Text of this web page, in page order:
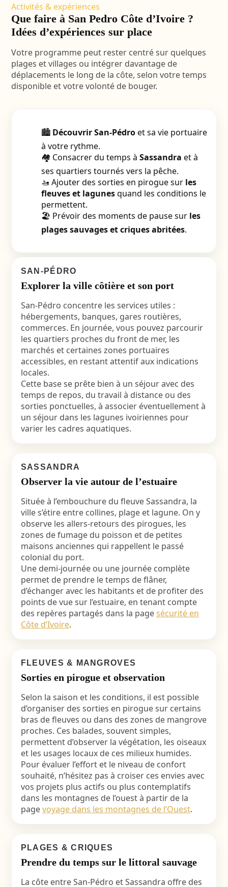
Activités & expériences
Que faire à San Pedro Côte d’Ivoire ?
Idées d’expériences sur place
Votre programme peut rester centré sur quelques
plages et villages ou intégrer davantage de
déplacements le long de la côte, selon votre temps
disponible et votre volonté de bouger.
🏙️ Découvrir San-Pédroet sa vie portuaire
à votre rythme.
🏘️ Consacrer du temps à Sassandra et à
ses quartiers tournés vers la pêche.
🚤 Ajouter des sorties en pirogue sur les
fleuves et lagunesquand les conditions le
permettent.
🏖️ Prévoir des moments de pause sur les
plages sauvages et criques abritées.
SAN-PÉDRO
Explorer la ville côtière et son port
San-Pédro concentre les services utiles :
hébergements, banques, gares routières,
commerces. En journée, vous pouvez parcourir
les quartiers proches du front de mer, les
marchés et certaines zones portuaires
accessibles, en restant attentif aux indications
locales.
Cette base se prête bien à un séjour avec des
temps de repos, du travail à distance ou des
sorties ponctuelles, à associer éventuellement à
un séjour dans les lagunes ivoiriennes pour
varier les cadres aquatiques.
SASSANDRA
Observer la vie autour de l’estuaire
Située à l’embouchure du fleuve Sassandra, la
ville s’étire entre collines, plage et lagune. On y
observe les allers-retours des pirogues, les
zones de fumage du poisson et de petites
maisons anciennes qui rappellent le passé
colonial du port.
Une demi-journée ou une journée complète
permet de prendre le temps de flâner,
d’échanger avec les habitants et de profiter des
points de vue sur l’estuaire, en tenant compte
des repères partagés dans la pagesécurité en
Côte d’Ivoire.
FLEUVES & MANGROVES
Sorties en pirogue et observation
Selon la saison et les conditions, il est possible
d’organiser des sorties en pirogue sur certains
bras de fleuves ou dans des zones de mangrove
proches. Ces balades, souvent simples,
permettent d’observer la végétation, les oiseaux
et les usages locaux de ces milieux humides.
Pour évaluer l’effort et le niveau de confort
souhaité, n’hésitez pas à croiser ces envies avec
vos projets plus actifs ou plus contemplatifs
dans les montagnes de l’ouest à partir de la
pagevoyage dans les montagnes de l’Ouest.
PLAGES & CRIQUES
Prendre du temps sur le littoral sauvage
La côte entre San-Pédro et Sassandra offre des